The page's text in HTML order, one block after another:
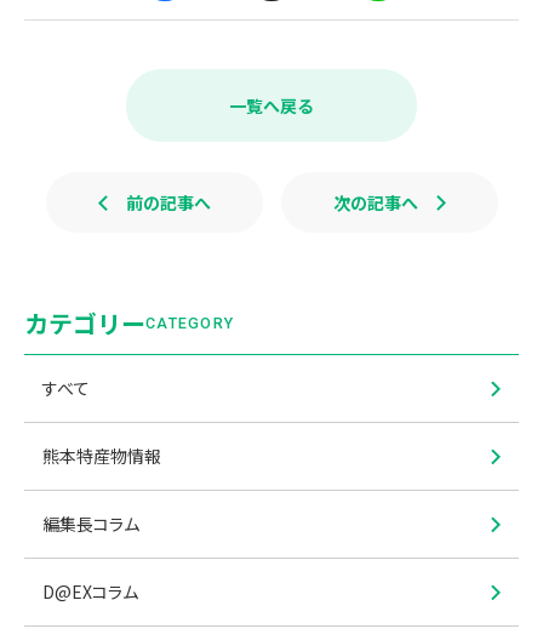
a
e
k
i
e
一覧へ戻る
前の記事へ 次の記事へ
カテゴリーCATEGORY
すべて
熊本特産物情報
編集長コラム
D@EXコラム